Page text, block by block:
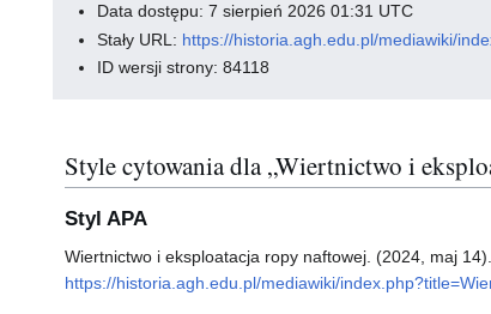
Data dostępu: 7 sierpień 2026 01:31 UTC
Stały URL: https://historia.agh.edu.pl/mediawiki/
ID wersji strony: 84118
Style cytowania dla „Wiertnictwo i
Styl APA
Wiertnictwo i eksploatacja ropy naftowej. (2024, maj 14).
https://historia.agh.edu.pl/mediawiki/